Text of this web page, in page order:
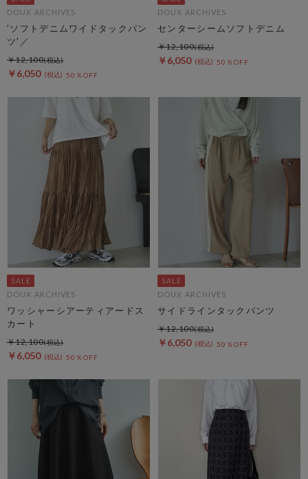
DOUX ARCHIVES
’ソフトデニムワイドタックパン
ツ’／
￥6,050 50％OFF
￥12,100
DOUX ARCHIVES
センターシームソフトデニム
￥6,050 50％OFF
￥12,100
DOUX ARCHIVES
ワッシャーシアーティアードス
カート
￥6,050 50％OFF
￥12,100
DOUX ARCHIVES
サイドラインタックパンツ
￥6,050 50％OFF
￥12,100